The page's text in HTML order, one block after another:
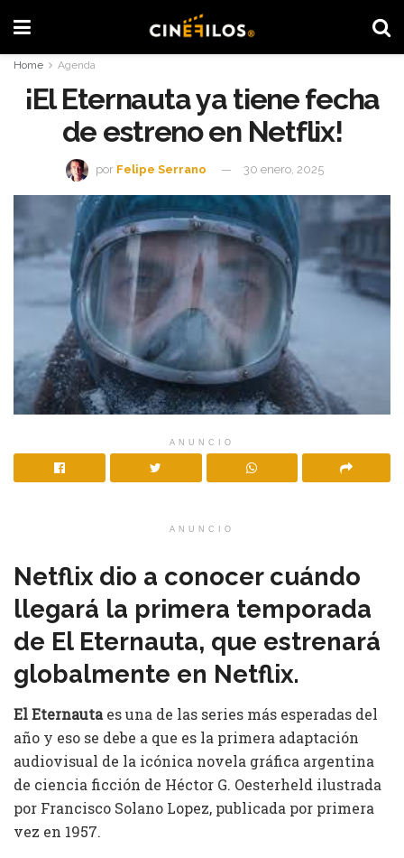
Home Agenda
¡El Eternauta ya tiene fecha
de estreno en Netflix!
por Felipe Serrano 30 enero, 2025
ANUNCIO
ANUNCIO
Netflix dio a conocer cuándo
llegará la primera temporada
de El Eternauta, que estrenará
globalmente en Netflix.
El Eternautaes una de las series más esperadas del
año y eso se debe a que es la primera adaptación
audiovisual de la icónica novela gráfica argentina
de ciencia ficción de Héctor G. Oesterheld ilustrada
por Francisco Solano Lopez, publicada por primera
vez en 1957.